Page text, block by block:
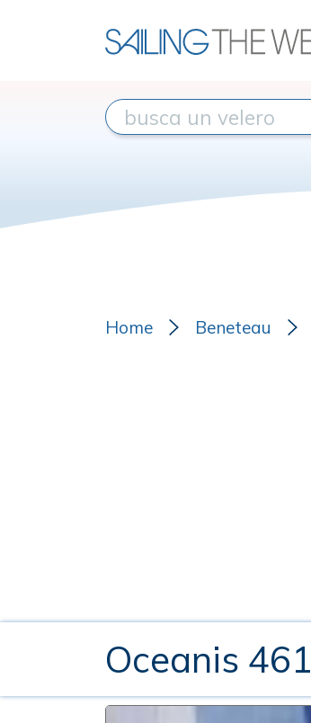
Home Beneteau
Oceanis